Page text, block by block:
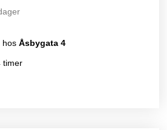
hos Åsbygata 4
timer